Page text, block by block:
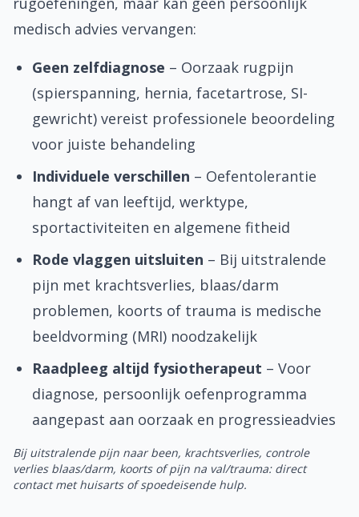
medisch advies vervangen:
Geen zelfdiagnose – Oorzaak rugpijn
(spierspanning, hernia, facetartrose, SI-
gewricht) vereist professionele beoordeling
voor juiste behandeling
Individuele verschillen – Oefentolerantie
hangt af van leeftijd, werktype,
sportactiviteiten en algemene fitheid
Rode vlaggen uitsluiten – Bij uitstralende
pijn met krachtsverlies, blaas/darm
problemen, koorts of trauma is medische
beeldvorming (MRI) noodzakelijk
Raadpleeg altijd fysiotherapeut – Voor
diagnose, persoonlijk oefenprogramma
aangepast aan oorzaak en progressieadvies
Bij uitstralende pijn naar been, krachtsverlies, controle
verlies blaas/darm, koorts of pijn na val/trauma: direct
contact met huisarts of spoedeisende hulp.